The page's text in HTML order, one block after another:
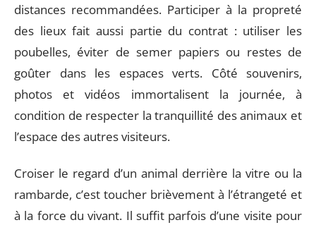
distances recommandées. Participer à la propreté
des lieux fait aussi partie du contrat : utiliser les
poubelles, éviter de semer papiers ou restes de
goûter dans les espaces verts. Côté souvenirs,
photos et vidéos immortalisent la journée, à
condition de respecter la tranquillité des animaux et
l’espace des autres visiteurs.
Croiser le regard d’un animal derrière la vitre ou la
rambarde, c’est toucher brièvement à l’étrangeté et
à la force du vivant. Il suffit parfois d’une visite pour